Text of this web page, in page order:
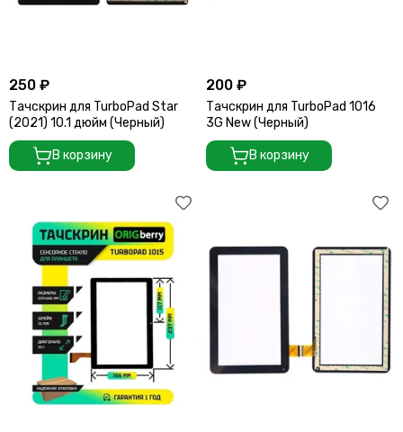
250 ₽
Тачскрин для TurboPad Star
(2021) 10.1 дюйм (Черный)
В корзину
200 ₽
Тачскрин для TurboPad 1016
3G New (Черный)
В корзину